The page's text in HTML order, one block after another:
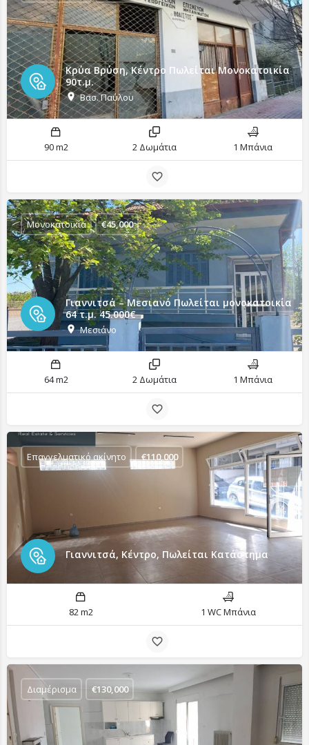
Κρύα Βρύση, Κέντρο Πωλείται Μονοκατοικία
90τ.μ.
Βασ. Παύλου
90 m2 2 Δωμάτια 1 Μπάνια
Γιαννιτσά – Μεσιανό Πωλείται μονοκατοικία
64 τ.μ. 45.000€
Μεσιάνο
Μονοκατοικία €45,000
64 m2 2 Δωμάτια 1 Μπάνια
Γιαννιτσά, Κέντρο, Πωλείται Κατάστημα
Επαγγελματικό ακίνητο €110,000
82 m2 1 WC Μπάνια
Διαμέρισμα €130,000